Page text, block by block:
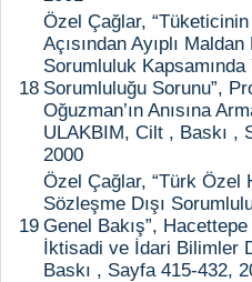
18
Özel Çağlar, “Tüketicinin
Açısından Ayıplı
Sorumluluk Kapsamında
Sorumluluğu Sorunu”,
Oğuzman’ın Anısına
ULAKBIM, Cilt , Baskı ,
2000
19
Özel Çağlar, “Türk Özel
Sözleşme Dışı
Genel Bakış”,
İktisadi ve İdari Bilimler
Baskı , Sayfa 415-432,